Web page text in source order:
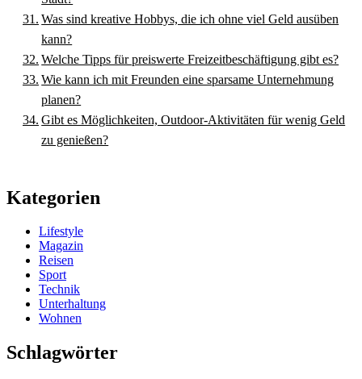
Was sind kreative Hobbys, die ich ohne viel Geld ausüben
kann?
Welche Tipps für preiswerte Freizeitbeschäftigung gibt es?
Wie kann ich mit Freunden eine sparsame Unternehmung
planen?
Gibt es Möglichkeiten, Outdoor-Aktivitäten für wenig Geld
zu genießen?
Kategorien
Lifestyle
Magazin
Reisen
Sport
Technik
Unterhaltung
Wohnen
Schlagwörter